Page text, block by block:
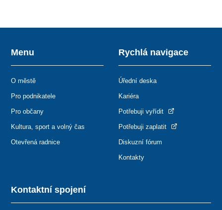
Kontaktní spojení
Menu
O městě
Pro podnikatele
Pro občany
Kultura, sport a volný čas
Otevřená radnice
Rychlá navigace
Úřední deska
Kariéra
Potřebuji vyřídit
Potřebuji zaplatit
Diskuzní fórum
Kontakty